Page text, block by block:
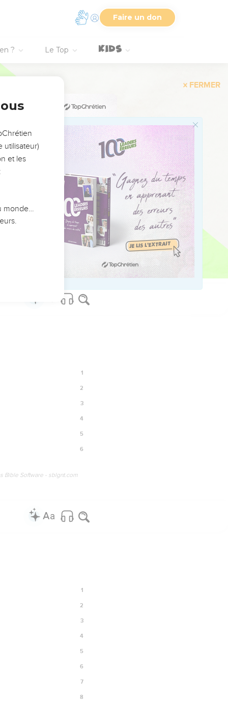
Faire un don
? Le Top
5
Software - sblgnt.com
שִׁ֥יר
2
Software - sblgnt.com
1
2
3
4
5
6
Bible Software - sblgnt.com
1
2
3
4
5
6
7
8
utilisateur)
et les
monde…